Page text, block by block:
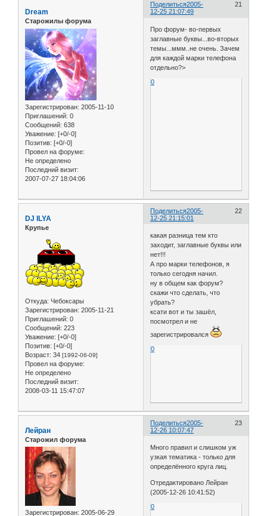
Поделиться 21
2005-
12-25 21:07:49
Dream
Старожилы форума
Зарегистрирован: 2005-11-10
Приглашений: 0
Сообщений: 638
Уважение: [+0/-0]
Позитив: [+0/-0]
Провел на форуме:
Не определено
Последний визит:
2007-07-27 18:04:06
Про форум- во-первых
заглавные буквы...во-вторых
темы...ммм..не очень. Зачем
для каждой марки телефона
отдельно?>
0
Поделиться 22
2005-
12-25 21:15:01
DJ ILYA
Крупье
Откуда: Чебоксары
Зарегистрирован: 2005-11-21
Приглашений: 0
Сообщений: 223
Уважение: [+0/-0]
Позитив: [+0/-0]
Возраст: 34 [1992-06-09]
Провел на форуме:
Не определено
Последний визит:
2008-03-11 15:47:07
какая разница тем кто
заходит, заглавные буквы или
нет!!!
А про марки телефонов, я
только сегодня начил.
ну в общем как форум?
скажи что сделать, что
убрать?
ксати вот и ты зашёл,
посмотрел и не
зарегистрировался
0
Поделиться 23
2005-
12-26 10:07:47
Лейран
Старожил форума
Зарегистрирован: 2005-06-29
Много правил и слишком уж
узкая тематика - только для
определённого круга лиц.
Отредактировано Лейран
(2005-12-26 10:41:52)
0